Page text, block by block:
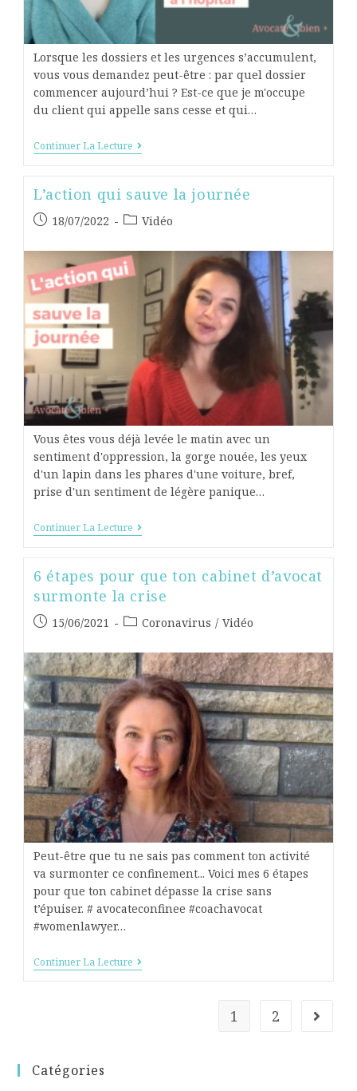
Lorsque les dossiers et les urgences s’accumulent,
vous vous demandez peut-être : par quel dossier
commencer aujourd’hui ? Est-ce que je m'occupe
du client qui appelle sans cesse et qui…
Continuer La Lecture
L’action qui sauve la journée
18/07/2022 Vidéo
Vous êtes vous déjà levée le matin avec un
sentiment d'oppression, la gorge nouée, les yeux
d'un lapin dans les phares d'une voiture, bref,
prise d'un sentiment de légère panique…
Continuer La Lecture
6 étapes pour que ton cabinet d’avocat
surmonte la crise
15/06/2021 Coronavirus / Vidéo
Peut-être que tu ne sais pas comment ton activité
va surmonter ce confinement... Voici mes 6 étapes
pour que ton cabinet dépasse la crise sans
t’épuiser. # avocateconfinee #coachavocat
#womenlawyer…
Continuer La Lecture
1 2
Catégories